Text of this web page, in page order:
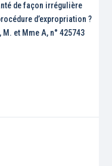
de façon irrégulière
d’expropriation ?
et Mme A, n° 425743